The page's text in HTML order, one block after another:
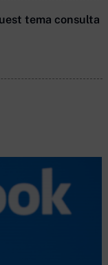
tema consulta